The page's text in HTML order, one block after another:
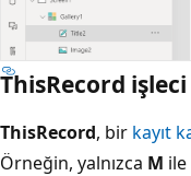
ThisRecord işleci
ThisRecord, bir kayıt
Örneğin, yalnızca M